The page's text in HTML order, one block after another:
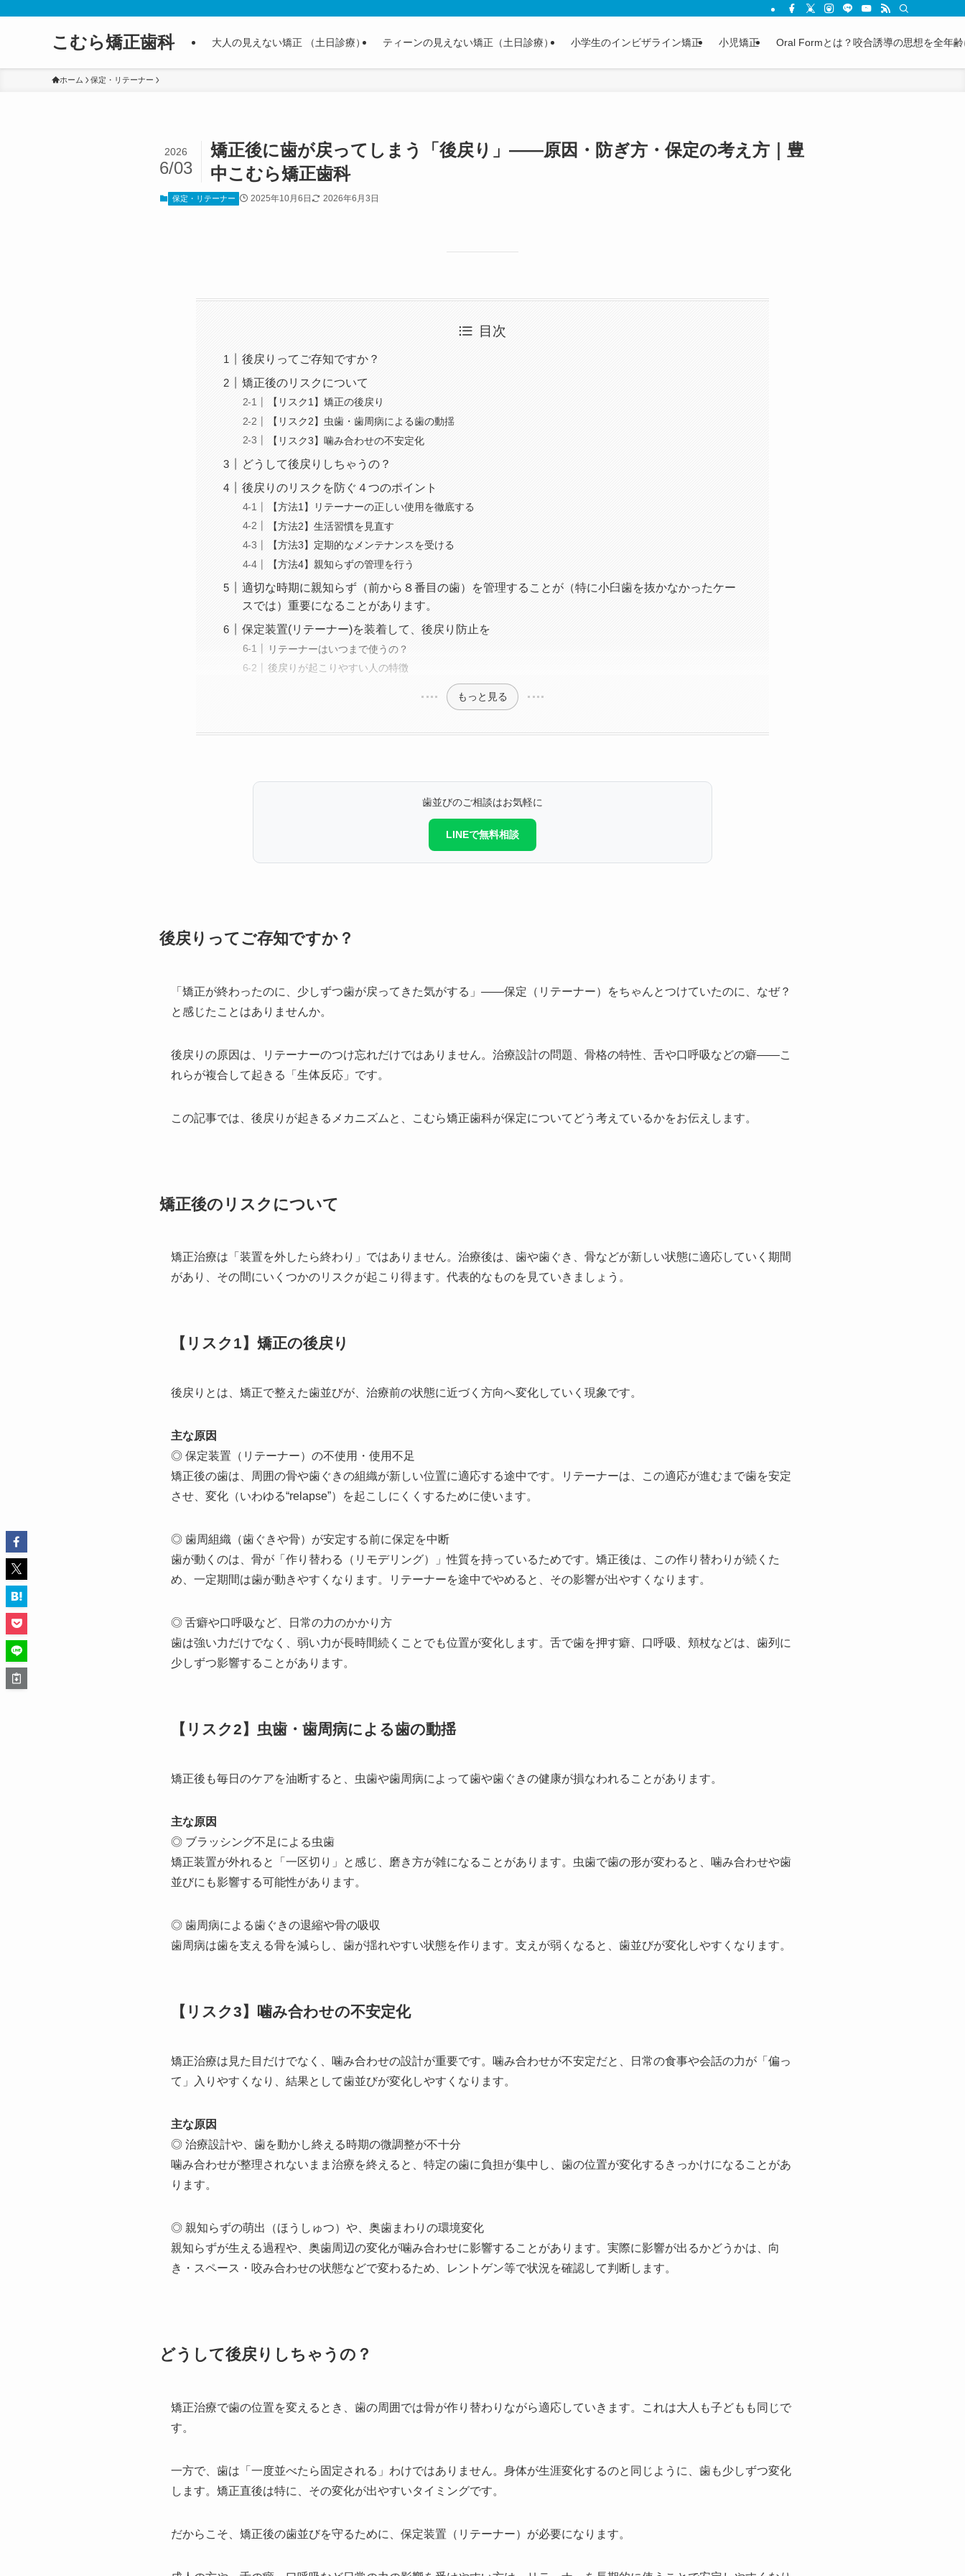
こむら矯正歯科 大人の見えない矯正 （土日診療） ティーンの見えない矯正（土日診療） 小学生のインビザライン矯正 小児矯正 Oral Formとは？咬合誘導の思想を全年
ホーム 保定・リテーナー
矯正後に歯が戻ってしまう「後戻り」——原因・防ぎ方・保定の考え方｜豊
中こむら矯正歯科
2026
6/03
保定・リテーナー 2025年10月6日 2026年6月3日
目次
後戻りってご存知ですか？
矯正後のリスクについて
【リスク1】矯正の後戻り
【リスク2】虫歯・歯周病による歯の動揺
【リスク3】噛み合わせの不安定化
どうして後戻りしちゃうの？
後戻りのリスクを防ぐ４つのポイント
【方法1】リテーナーの正しい使用を徹底する
【方法2】生活習慣を見直す
【方法3】定期的なメンテナンスを受ける
【方法4】親知らずの管理を行う
適切な時期に親知らず（前から８番目の歯）を管理することが（特に小臼歯を抜かなかったケー
スでは）重要になることがあります。
保定装置(リテーナー)を装着して、後戻り防止を
リテーナーはいつまで使うの？
後戻りが起こりやすい人の特徴
もっと見る
歯並びのご相談はお気軽に
LINEで無料相談
後戻りってご存知ですか？
「矯正が終わったのに、少しずつ歯が戻ってきた気がする」——保定（リテーナー）をちゃんとつけていたのに、なぜ？
と感じたことはありませんか。
後戻りの原因は、リテーナーのつけ忘れだけではありません。治療設計の問題、骨格の特性、舌や口呼吸などの癖——こ
れらが複合して起きる「生体反応」です。
この記事では、後戻りが起きるメカニズムと、こむら矯正歯科が保定についてどう考えているかをお伝えします。
矯正後のリスクについて
矯正治療は「装置を外したら終わり」ではありません。治療後は、歯や歯ぐき、骨などが新しい状態に適応していく期間
があり、その間にいくつかのリスクが起こり得ます。代表的なものを見ていきましょう。
【リスク1】矯正の後戻り
後戻りとは、矯正で整えた歯並びが、治療前の状態に近づく方向へ変化していく現象です。
主な原因
◎ 保定装置（リテーナー）の不使用・使用不足
矯正後の歯は、周囲の骨や歯ぐきの組織が新しい位置に適応する途中です。リテーナーは、この適応が進むまで歯を安定
させ、変化（いわゆる“relapse”）を起こしにくくするために使います。
◎ 歯周組織（歯ぐきや骨）が安定する前に保定を中断
歯が動くのは、骨が「作り替わる（リモデリング）」性質を持っているためです。矯正後は、この作り替わりが続くた
め、一定期間は歯が動きやすくなります。リテーナーを途中でやめると、その影響が出やすくなります。
◎ 舌癖や口呼吸など、日常の力のかかり方
歯は強い力だけでなく、弱い力が長時間続くことでも位置が変化します。舌で歯を押す癖、口呼吸、頬杖などは、歯列に
少しずつ影響することがあります。
【リスク2】虫歯・歯周病による歯の動揺
矯正後も毎日のケアを油断すると、虫歯や歯周病によって歯や歯ぐきの健康が損なわれることがあります。
主な原因
◎ ブラッシング不足による虫歯
矯正装置が外れると「一区切り」と感じ、磨き方が雑になることがあります。虫歯で歯の形が変わると、噛み合わせや歯
並びにも影響する可能性があります。
◎ 歯周病による歯ぐきの退縮や骨の吸収
歯周病は歯を支える骨を減らし、歯が揺れやすい状態を作ります。支えが弱くなると、歯並びが変化しやすくなります。
【リスク3】噛み合わせの不安定化
矯正治療は見た目だけでなく、噛み合わせの設計が重要です。噛み合わせが不安定だと、日常の食事や会話の力が「偏っ
て」入りやすくなり、結果として歯並びが変化しやすくなります。
主な原因
◎ 治療設計や、歯を動かし終える時期の微調整が不十分
噛み合わせが整理されないまま治療を終えると、特定の歯に負担が集中し、歯の位置が変化するきっかけになることがあ
ります。
◎ 親知らずの萌出（ほうしゅつ）や、奥歯まわりの環境変化
親知らずが生える過程や、奥歯周辺の変化が噛み合わせに影響することがあります。実際に影響が出るかどうかは、向
き・スペース・咬み合わせの状態などで変わるため、レントゲン等で状況を確認して判断します。
どうして後戻りしちゃうの？
矯正治療で歯の位置を変えるとき、歯の周囲では骨が作り替わりながら適応していきます。これは大人も子どもも同じで
す。
一方で、歯は「一度並べたら固定される」わけではありません。身体が生涯変化するのと同じように、歯も少しずつ変化
します。矯正直後は特に、その変化が出やすいタイミングです。
だからこそ、矯正後の歯並びを守るために、保定装置（リテーナー）が必要になります。